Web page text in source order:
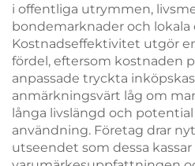
i offentliga utrymmen,
bondemarknader och lokala
Kostnadseffektivitet utgör
fördel, eftersom kostnaden
anpassade tryckta
anmärkningsvärt låg om
långa livslängd och
användning. Företag drar
utseendet som dessa